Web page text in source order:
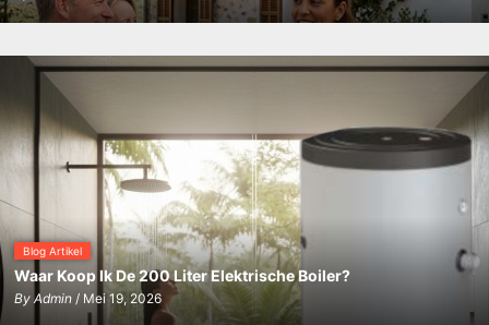
Blog Artikel
Waar Koop Ik De 200 Liter Elektrische Boiler?
By Admin/ Mei 19, 2026